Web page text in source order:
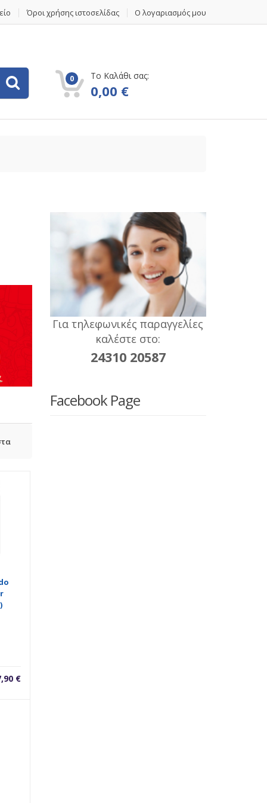
Όροι χρήσης ιστοσελίδας Ο λογαριασμός μου
0 Το Καλάθι σας:
0,00 €
€
Για τηλεφωνικές παραγγελίες
καλέστε στο:
24310 20587
Facebook Page